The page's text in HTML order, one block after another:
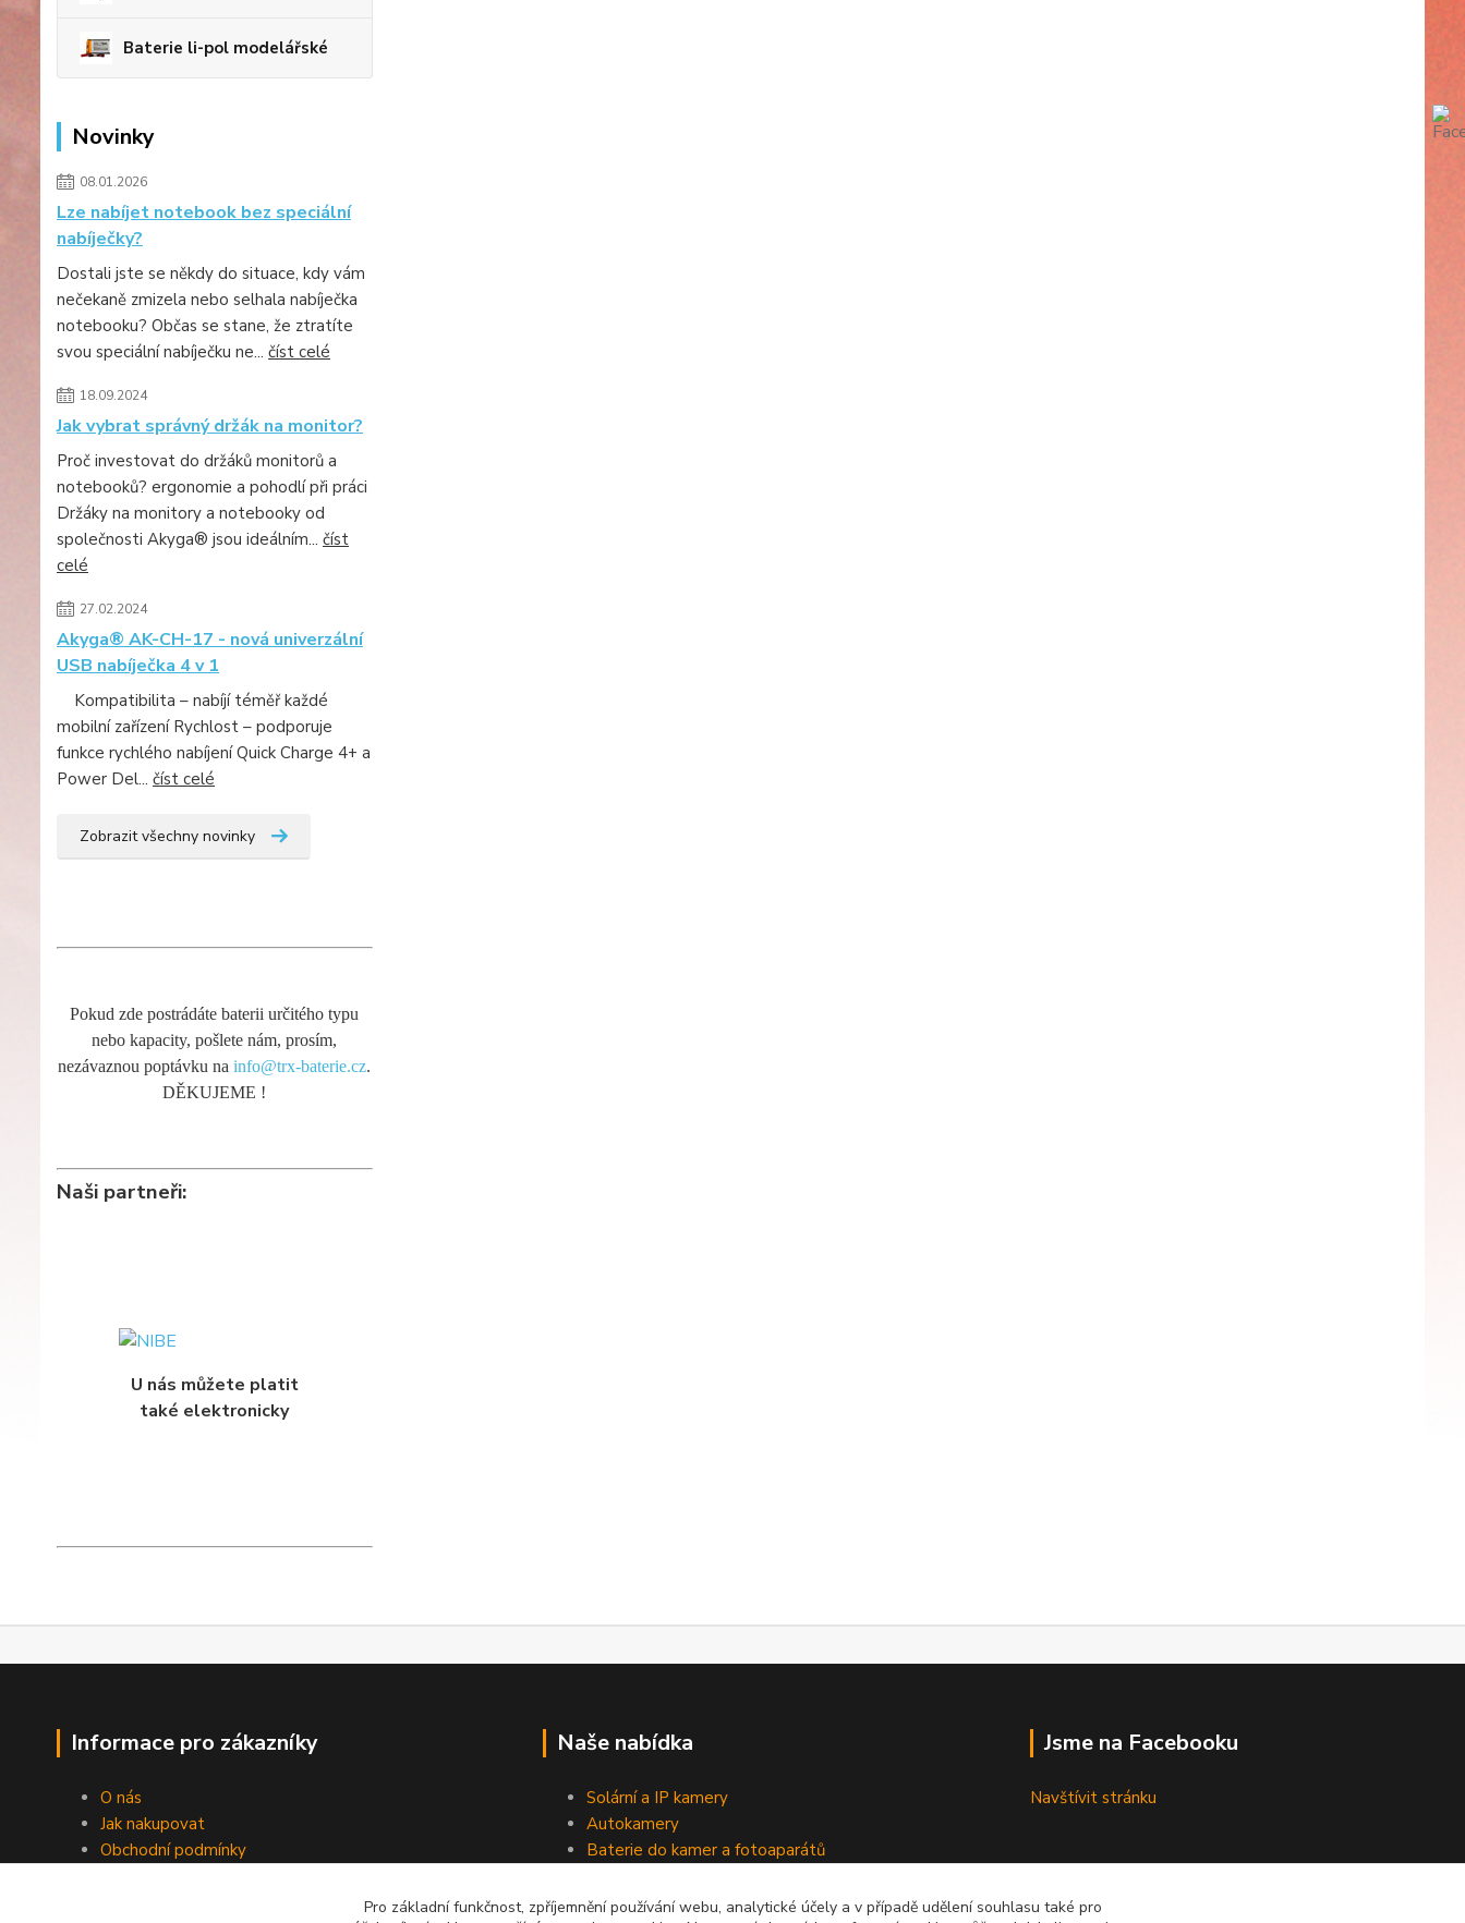
Baterie li-pol modelářské
Novinky
08.01.2026
Lze nabíjet notebook bez speciální
nabíječky?
Dostali jste se někdy do situace, kdy vám
nečekaně zmizela nebo selhala nabíječka
notebooku? Občas se stane, že ztratíte
svou speciální nabíječku ne... číst celé
18.09.2024
Jak vybrat správný držák na monitor?
Proč investovat do držáků monitorů a
notebooků? ergonomie a pohodlí při práci
Držáky na monitory a notebooky od
společnosti Akyga® jsou ideálním... číst
celé
27.02.2024
Akyga® AK-CH-17 - nová univerzální
USB nabíječka 4 v 1
Kompatibilita – nabíjí téměř každé
mobilní zařízení Rychlost – podporuje
funkce rychlého nabíjení Quick Charge 4+ a
Power Del... číst celé
Zobrazit všechny novinky
Pokud zde postrádáte baterii určitého typu
nebo kapacity, pošlete nám, prosím,
nezávaznou poptávku nainfo@trx-baterie.cz.
DĚKUJEME !
Naši partneři:
U nás můžete platit
také elektronicky
Informace pro zákazníky
O nás
Jak nakupovat
Obchodní podmínky
Naše nabídka
Solární a IP kamery
Autokamery
Baterie do kamer a fotoaparátů
Napájecí zdroje a nabíječky
Jsme na Facebooku
Navštívit stránku
Pro základní funkčnost, zpříjemnění používání webu, analytické účely a v případě udělení souhlasu také pro